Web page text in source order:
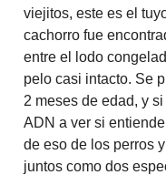
viejitos, este es el
cachorro fue
entre el lodo
pelo casi intacto. Se
2 meses de edad, y
ADN a ver si
de eso de los perros
juntos como dos